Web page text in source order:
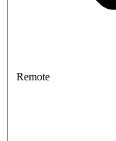
Remote